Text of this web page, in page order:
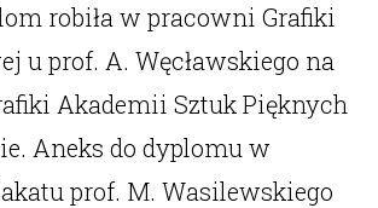
robiła w pracowni Grafiki
u prof. A. Węcławskiego na
Akademii Sztuk Pięknych
Aneks do dyplomu w
prof. M. Wasilewskiego